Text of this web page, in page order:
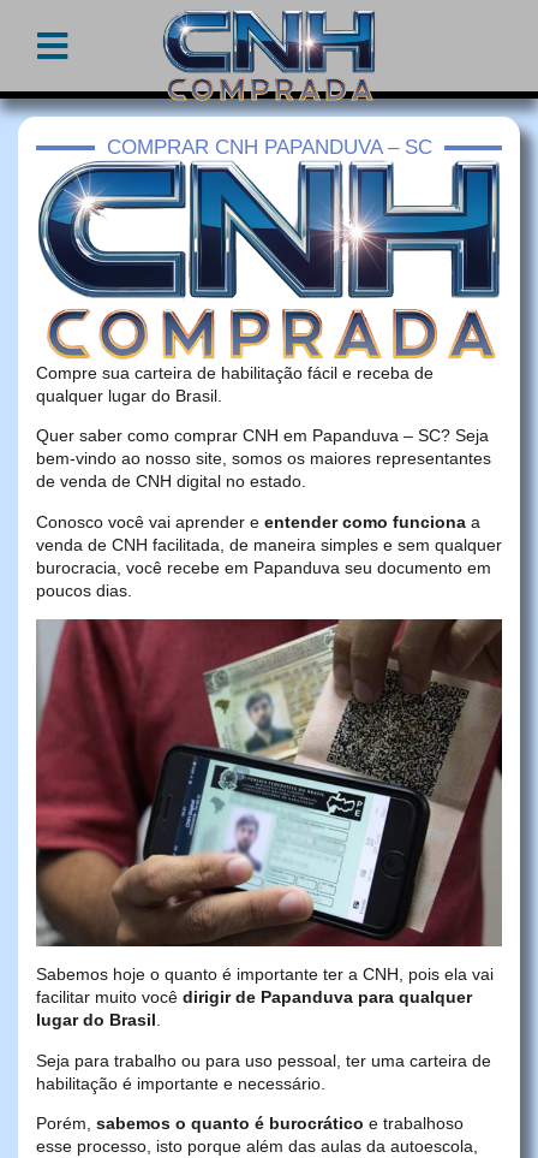
COMPRAR CNH PAPANDUVA – SC
Compre sua carteira de habilitação fácil e receba de
qualquer lugar do Brasil.
Quer saber como comprar CNH em Papanduva – SC? Seja
bem-vindo ao nosso site, somos os maiores representantes
de venda de CNH digital no estado.
Conosco você vai aprender e entender como funciona a
venda de CNH facilitada, de maneira simples e sem qualquer
burocracia, você recebe em Papanduva seu documento em
poucos dias.
Sabemos hoje o quanto é importante ter a CNH, pois ela vai
facilitar muito você dirigir de Papanduva para qualquer
lugar do Brasil.
Seja para trabalho ou para uso pessoal, ter uma carteira de
habilitação é importante e necessário.
Porém, sabemos o quanto é burocrático e trabalhoso
esse processo, isto porque além das aulas da autoescola,